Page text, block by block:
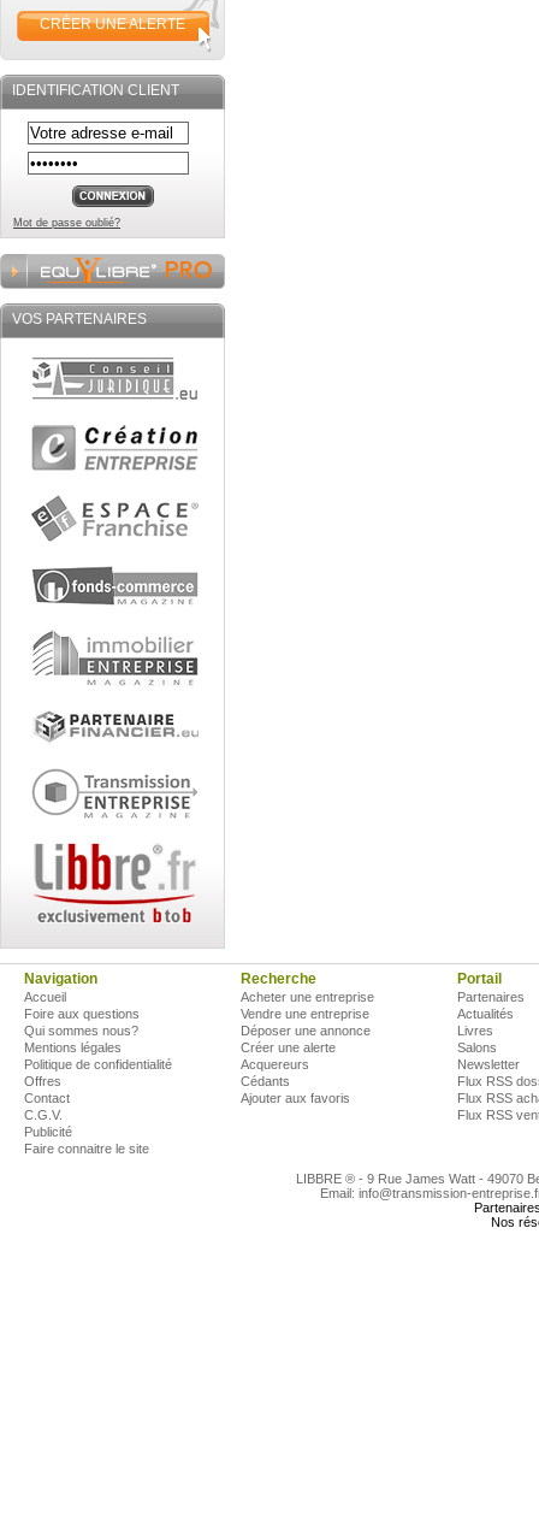
CRÉER UNE ALERTE
IDENTIFICATION CLIENT
Mot de passe oublié?
VOS PARTENAIRES
Navigation
Accueil
Foire aux questions
Qui sommes nous?
Mentions légales
Politique de confidentialité
Offres
Contact
C.G.V.
Publicité
Faire connaitre le site
Recherche
Acheter une entreprise
Vendre une entreprise
Déposer une annonce
Créer une alerte
Acquereurs
Cédants
Ajouter aux favoris
Portail
Partenaires
Actualités
Livres
Salons
Newsletter
Flux RSS
Flux RSS
Flux RSS
LIBBRE ® - 9 Rue James Watt - 49070
Email: info@transmission-
Nos